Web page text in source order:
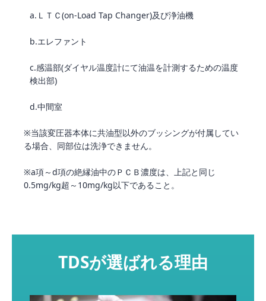
a.ＬＴＣ(on-Load Tap Changer)及び浄油機
b.エレファント
c.感温部(ダイヤル温度計にて油温を計測するための温度
検出部)
d.中間室
※当該変圧器本体に共油型以外のブッシングが付属してい
る場合、同部位は洗浄できません。
※a項～d項の絶縁油中のＰＣＢ濃度は、上記と同じ
0.5mg/kg超～10mg/kg以下であること。
TDSが選ばれる理由